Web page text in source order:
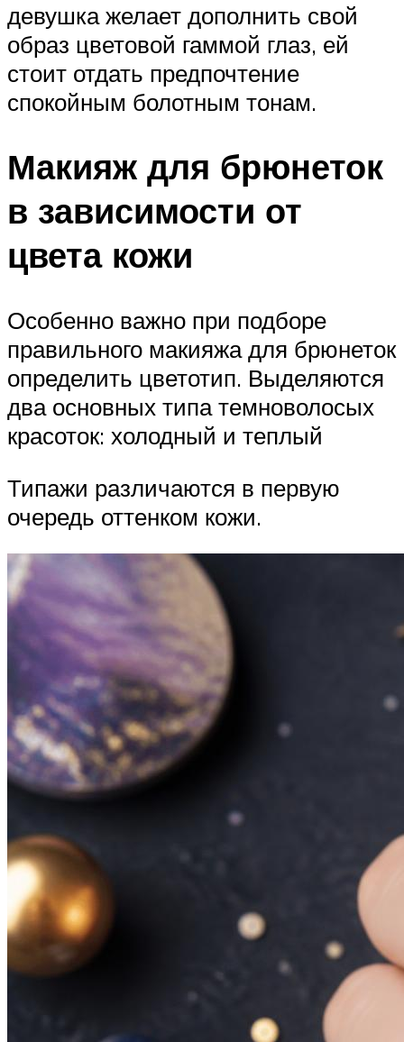
девушка желает дополнить свой
образ цветовой гаммой глаз, ей
стоит отдать предпочтение
спокойным болотным тонам.
Макияж для брюнеток
в зависимости от
цвета кожи
Особенно важно при подборе
правильного макияжа для брюнеток
определить цветотип. Выделяются
два основных типа темноволосых
красоток: холодный и теплый
Типажи различаются в первую
очередь оттенком кожи.